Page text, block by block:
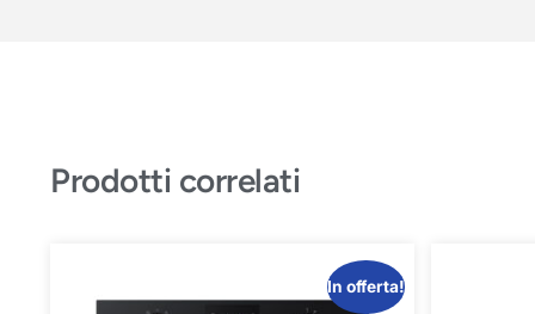
Prodotti correlati
In offerta!